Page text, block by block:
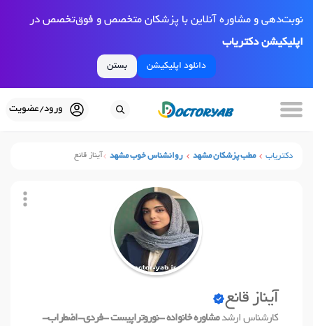
نوبت‌دهی و مشاوره آنلاین با پزشکان متخصص و فوق‌تخصص در
اپلیکیشن دکتریاب
دانلود اپلیکیشن بستن
ورود/عضویت
دکتریاب مطب پزشکان مشهد روانشناس خوب مشهد آیناز قانع
آیناز قانع
کارشناس ارشدمشاوره خانواده -نوروتراپیست -فردی-اضطراب-